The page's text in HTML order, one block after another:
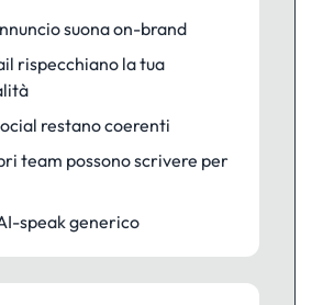
suona on-brand
rispecchiano la tua
restano coerenti
team possono scrivere per
speak generico